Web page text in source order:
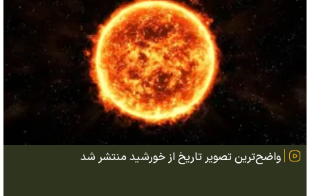
واضح‌ترین تصویر تاریخ از خورشید منتشر شد